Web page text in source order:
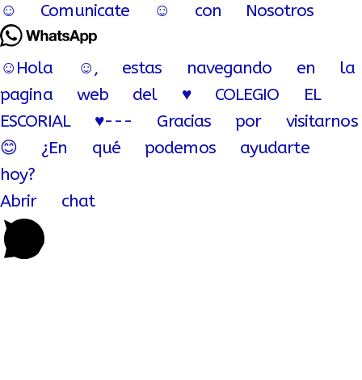
☺ Comunicate ☺ con Nosotros
☺Hola ☺, estas navegando en la
pagina web del ♥ COLEGIO EL
ESCORIAL ♥--- Gracias por visitarnos
😊 ¿En qué podemos ayudarte
hoy?
Abrir chat